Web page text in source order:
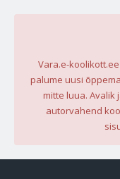
Vara.e-
palume uusi
mitte luua.
autorvahend